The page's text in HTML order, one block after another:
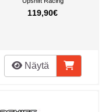
119,90€
Näytä